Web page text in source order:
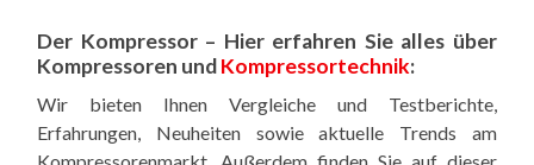
Der Kompressor – Hier erfahren Sie alles über
Kompressoren undKompressortechnik:
Wir bieten Ihnen Vergleiche und Testberichte,
Erfahrungen, Neuheiten sowie aktuelle Trends am
Kompressorenmarkt. Außerdem finden Sie auf dieser